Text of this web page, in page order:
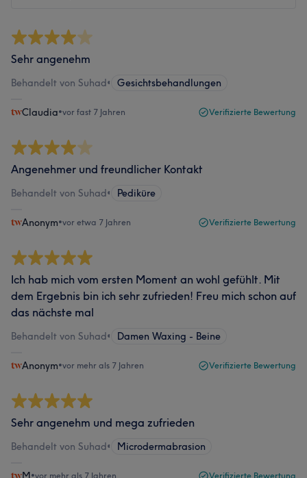
Sehr angenehm
Behandelt von Suhad• Gesichtsbehandlungen
Claudia•vor fast 7 Jahren Verifizierte Bewertung
Angenehmer und freundlicher Kontakt
Behandelt von Suhad• Pediküre
Anonym•vor etwa 7 Jahren Verifizierte Bewertung
Ich hab mich vom ersten Moment an wohl gefühlt. Mit
dem Ergebnis bin ich sehr zufrieden! Freu mich schon auf
das nächste mal
Behandelt von Suhad• Damen Waxing - Beine
Anonym•vor mehr als 7 Jahren Verifizierte Bewertung
Sehr angenehm und mega zufrieden
Behandelt von Suhad• Microdermabrasion
•vor mehr als 7 Jahren Verifizierte Bewertung